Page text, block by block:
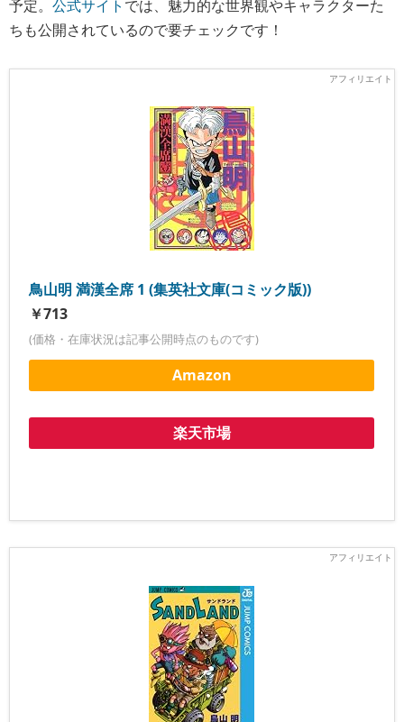
予定。 公式サイト では、魅力的な世界観やキャラクターた
ちも公開されているので要チェックです！
鳥山明 満漢全席 1 (集英社文庫(コミック版))
￥713
(価格・在庫状況は記事公開時点のものです)
Amazon
楽天市場